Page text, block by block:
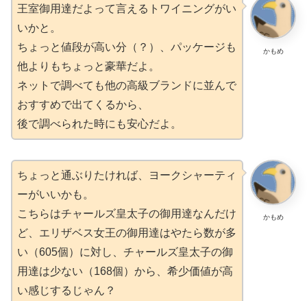
かもめ
王室御用達だよって言えるトワイニングがい
いかと。
ちょっと値段が高い分（？）、パッケージも
他よりもちょっと豪華だよ。
ネットで調べても他の高級ブランドに並んで
おすすめで出てくるから、
後で調べられた時にも安心だよ。
かもめ
ちょっと通ぶりたければ、ヨークシャーティ
ーがいいかも。
こちらはチャールズ皇太子の御用達なんだけ
ど、エリザベス女王の御用達はやたら数が多
い（605個）に対し、チャールズ皇太子の御
用達は少ない（168個）から、希少価値が高
い感じするじゃん？